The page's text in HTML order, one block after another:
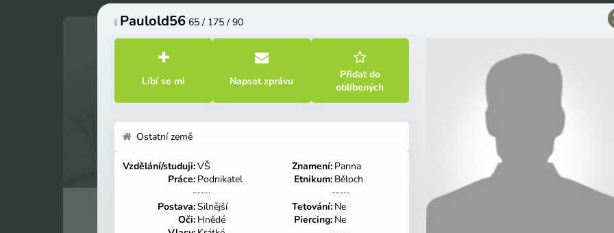
Paulold56 65 / 175 / 90
Líbí se mi Napsat zprávu
Přidat do
oblíbených
Ostatní země
Vzdělání/studuji VŠ
Práce Podnikatel
Postava Silnější
Oči Hnědé
Znamení Panna
Etnikum Běloch
Tetování Ne
Piercing Ne
Přihlas se do svého profilu